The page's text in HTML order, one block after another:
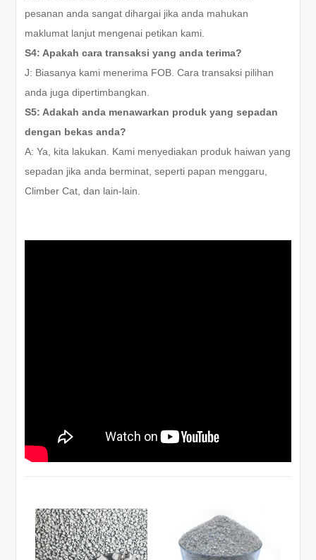
pesanan anda sangat dihargai jika anda mahukan
maklumat lanjut mengenai petikan kami.
S4: Apakah cara transaksi yang anda terima?
J: Biasanya kami menerima FOB. Cara transaksi pilihan
anda juga dipertimbangkan.
S5: Adakah anda menawarkan produk yang sepadan
dengan bekas anda?
A: Ya, kita lakukan. Kami menyediakan produk haiwan yang
sepadan jika anda berminat, seperti papan menggaru,
Climber Cat, dan lain-lain.